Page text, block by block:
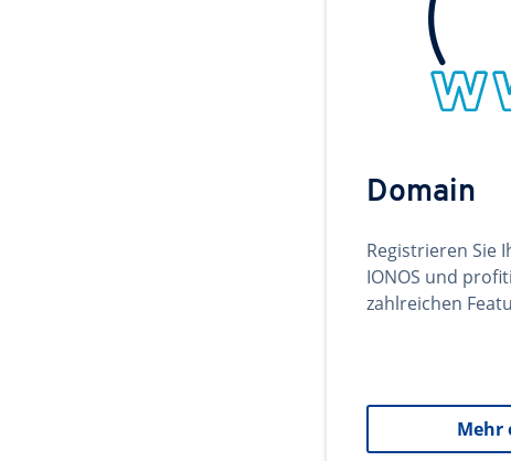
Domain
Registrieren Sie
IONOS und
zahlreichen
Mehr